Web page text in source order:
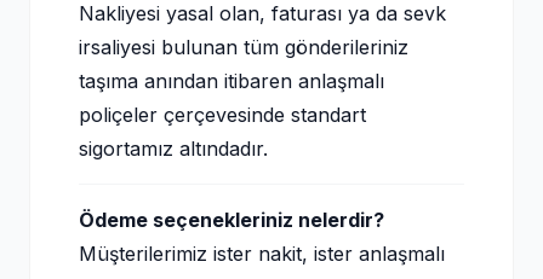
Nakliyesi yasal olan, faturası ya da sevk
irsaliyesi bulunan tüm gönderileriniz
taşıma anından itibaren anlaşmalı
poliçeler çerçevesinde standart
sigortamız altındadır.
Ödeme seçenekleriniz nelerdir?
Müşterilerimiz ister nakit, ister anlaşmalı